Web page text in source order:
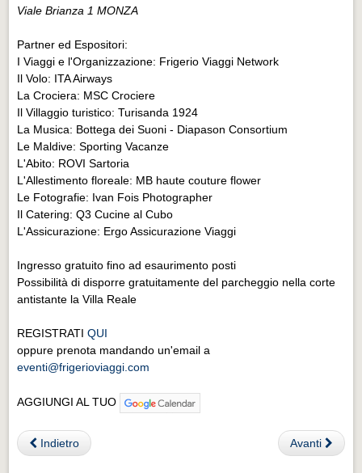
Viale Brianza 1 MONZA
Partner ed Espositori:
I Viaggi e l'Organizzazione: Frigerio Viaggi Network
Il Volo: ITA Airways
La Crociera: MSC Crociere
Il Villaggio turistico: Turisanda 1924
La Musica: Bottega dei Suoni - Diapason Consortium
Le Maldive: Sporting Vacanze
L'Abito: ROVI Sartoria
L'Allestimento floreale: MB haute couture flower
Le Fotografie: Ivan Fois Photographer
Il Catering: Q3 Cucine al Cubo
L'Assicurazione: Ergo Assicurazione Viaggi
Ingresso gratuito fino ad esaurimento posti
Possibilità di disporre gratuitamente del parcheggio nella corte
antistante la Villa Reale
REGISTRATIQUI
oppure prenota mandando un'email a
eventi@frigerioviaggi.com
AGGIUNGI AL TUO
Indietro Avanti